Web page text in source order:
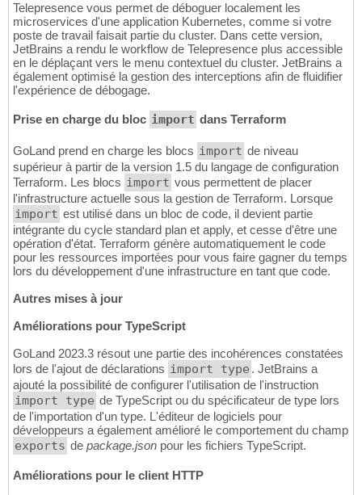
Telepresence vous permet de déboguer localement les
microservices d'une application Kubernetes, comme si votre
poste de travail faisait partie du cluster. Dans cette version,
JetBrains a rendu le workflow de Telepresence plus accessible
en le déplaçant vers le menu contextuel du cluster. JetBrains a
également optimisé la gestion des interceptions afin de fluidifier
l'expérience de débogage.
Prise en charge du bloc import dans Terraform
GoLand prend en charge les blocs import de niveau
supérieur à partir de la version 1.5 du langage de configuration
Terraform. Les blocs import vous permettent de placer
l'infrastructure actuelle sous la gestion de Terraform. Lorsque
import est utilisé dans un bloc de code, il devient partie
intégrante du cycle standard plan et apply, et cesse d'être une
opération d'état. Terraform génère automatiquement le code
pour les ressources importées pour vous faire gagner du temps
lors du développement d'une infrastructure en tant que code.
Autres mises à jour
Améliorations pour TypeScript
GoLand 2023.3 résout une partie des incohérences constatées
lors de l'ajout de déclarations import type . JetBrains a
ajouté la possibilité de configurer l'utilisation de l'instruction
import type de TypeScript ou du spécificateur de type lors
de l'importation d'un type. L'éditeur de logiciels pour
développeurs a également amélioré le comportement du champ
exports de package.json pour les fichiers TypeScript.
Améliorations pour le client HTTP